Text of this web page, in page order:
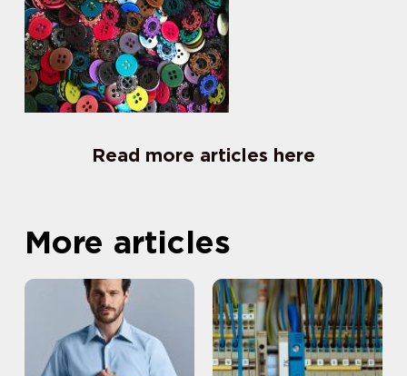
Read more articles here
More articles